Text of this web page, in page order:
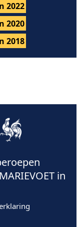
2022
2020
2018
in